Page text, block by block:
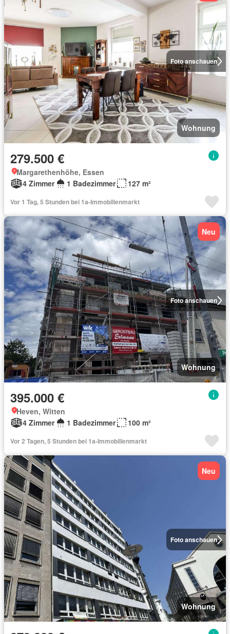
Foto anschauen
Wohnung
279.500 €
Margarethenhöhe, Essen
4 Zimmer
1 Badezimmer 127 m²
Vor 1 Tag, 5 Stunden bei 1a-Immobilienmarkt
Foto anschauen
Neu
Wohnung
395.000 €
Heven, Witten
4 Zimmer
1 Badezimmer 100 m²
Vor 2 Tagen, 5 Stunden bei 1a-Immobilienmarkt
Foto anschauen
Neu
Wohnung